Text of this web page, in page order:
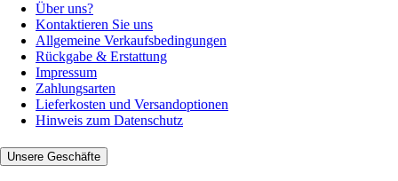
Über uns?
Kontaktieren Sie uns
Allgemeine Verkaufsbedingungen
Rückgabe & Erstattung
Impressum
Zahlungsarten
Lieferkosten und Versandoptionen
Hinweis zum Datenschutz
Unsere Geschäfte